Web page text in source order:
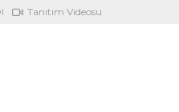
Tanıtım Videosu